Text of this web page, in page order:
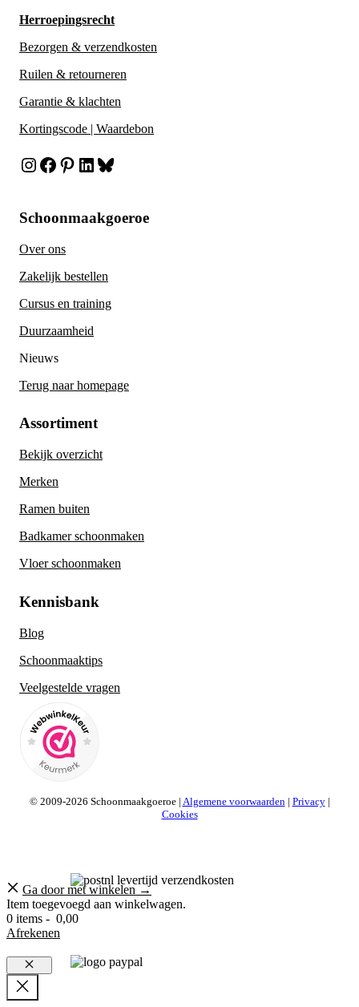
Herroepingsrecht
Bezorgen & verzendkosten
Ruilen & retourneren
Garantie & klachten
Kortingscode | Waardebon
Instagram
Facebook
Pinterest
LinkedIn
Bluesky
Schoonmaakgoeroe
Over ons
Zakelijk bestellen
Cursus en training
Duurzaamheid
Nieuws
Terug naar homepage
Assortiment
Bekijk overzicht
Merken
Ramen buiten
Badkamer schoonmaken
Vloer schoonmaken
Kennisbank
Blog
Schoonmaaktips
Veelgestelde vragen
© 2009-2026 Schoonmaakgoeroe | Algemene voorwaarden | Privacy|
Cookies
Ga door met winkelen →
Item toegevoegd aan winkelwagen.
0 items - 0,00
Afrekenen
Sluiten